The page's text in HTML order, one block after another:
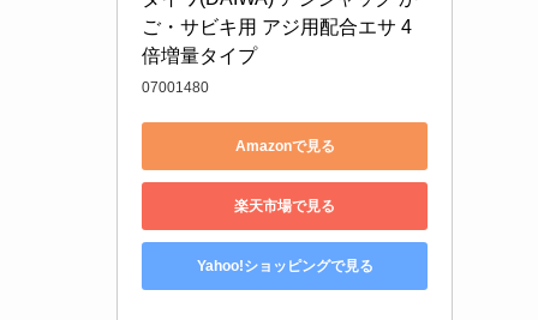
ご・サビキ用 アジ用配合エサ 4
倍増量タイプ
07001480
Amazonで見る
楽天市場で見る
Yahoo!ショッピングで見る